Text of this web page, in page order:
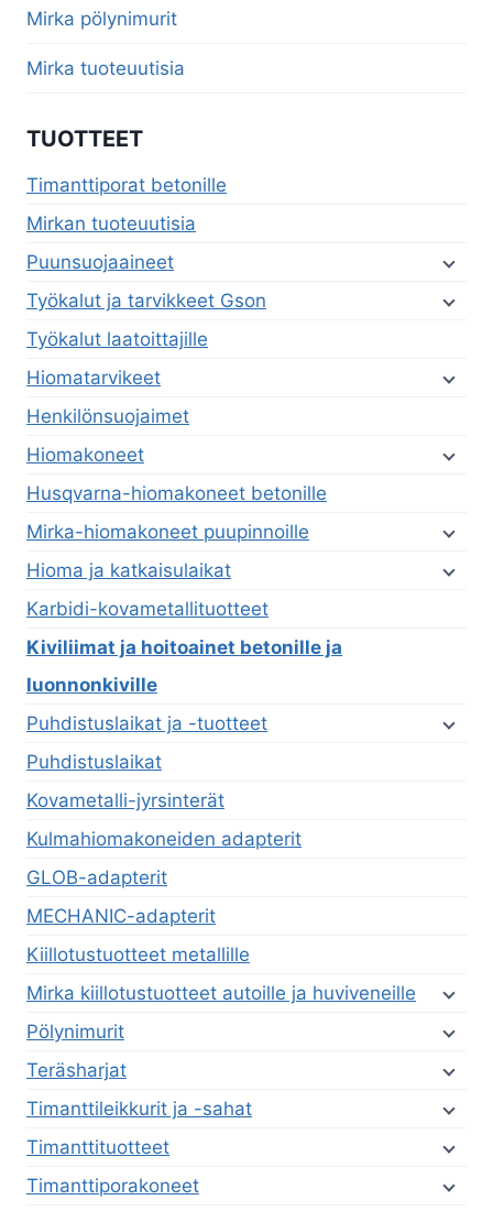
Mirka pölynimurit
Mirka tuoteuutisia
TUOTTEET
Timanttiporat betonille
Mirkan tuoteuutisia
Puunsuojaaineet
Työkalut ja tarvikkeet Gson
Työkalut laatoittajille
Hiomatarvikeet
Henkilönsuojaimet
Hiomakoneet
Husqvarna-hiomakoneet betonille
Mirka-hiomakoneet puupinnoille
Hioma ja katkaisulaikat
Karbidi-kovametallituotteet
Kiviliimat ja hoitoainet betonille ja
luonnonkiville
Puhdistuslaikat ja -tuotteet
Puhdistuslaikat
Kovametalli-jyrsinterät
Kulmahiomakoneiden adapterit
GLOB-adapterit
MECHANIC-adapterit
Kiillotustuotteet metallille
Mirka kiillotustuotteet autoille ja huviveneille
Pölynimurit
Teräsharjat
Timanttileikkurit ja -sahat
Timanttituotteet
Timanttiporakoneet